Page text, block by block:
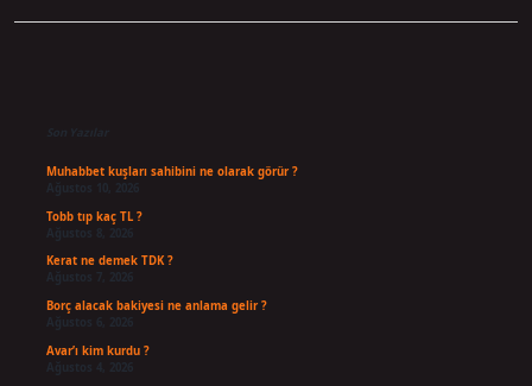
Son Yazılar
Muhabbet kuşları sahibini ne olarak görür ?
Ağustos 10, 2026
Tobb tıp kaç TL ?
Ağustos 8, 2026
Kerat ne demek TDK ?
Ağustos 7, 2026
Borç alacak bakiyesi ne anlama gelir ?
Ağustos 6, 2026
Avar’ı kim kurdu ?
Ağustos 4, 2026